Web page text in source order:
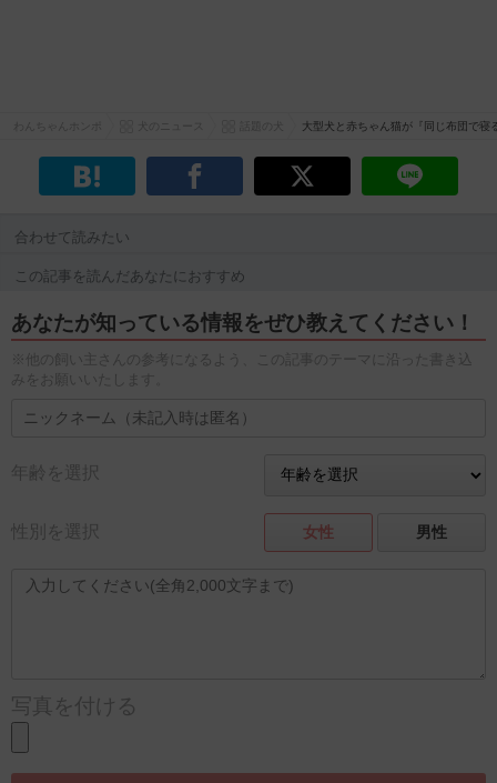
大型犬と赤ちゃん猫が『同じ布団で
合わせて読みたい
この記事を読んだあなたにおすすめ
あなたが知っている情報をぜひ教えてください！
※他の飼い主さんの参考になるよう、この記事のテーマに沿った書き込
みをお願いいたします。
年齢を選択
性別を選択 女性 男性
写真を付ける